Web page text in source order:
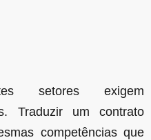
setores exigem
Traduzir um contrato
competências que